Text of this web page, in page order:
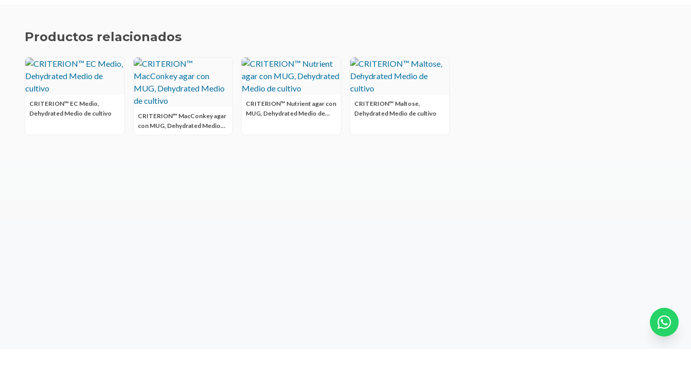
Productos relacionados
CRITERION™ EC Medio,
Dehydrated Medio de cultivo
CRITERION™ MacConkey agar
con MUG, Dehydrated Medio
CRITERION™ Nutrient agar con
MUG, Dehydrated Medio de
CRITERION™ Maltose,
Dehydrated Medio de cultivo